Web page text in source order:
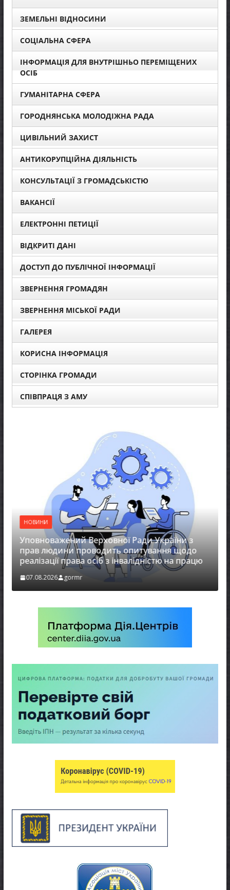
ЗЕМЕЛЬНІ ВІДНОСИНИ
СОЦІАЛЬНА СФЕРА
ІНФОРМАЦІЯ ДЛЯ ВНУТРІШНЬО ПЕРЕМІЩЕНИХ
ОСІБ
ГУМАНІТАРНА СФЕРА
ГОРОДНЯНСЬКА МОЛОДІЖНА РАДА
ЦИВІЛЬНИЙ ЗАХИСТ
АНТИКОРУПЦІЙНА ДІЯЛЬНІСТЬ
КОНСУЛЬТАЦІЇ З ГРОМАДСЬКІСТЮ
ВАКАНСІЇ
ЕЛЕКТРОННІ ПЕТИЦІЇ
ВІДКРИТІ ДАНІ
ДОСТУП ДО ПУБЛІЧНОЇ ІНФОРМАЦІЇ
ЗВЕРНЕННЯ ГРОМАДЯН
ЗВЕРНЕННЯ МІСЬКОЇ РАДИ
ГАЛЕРЕЯ
КОРИСНА ІНФОРМАЦІЯ
СТОРІНКА ГРОМАДИ
СПІВПРАЦЯ З АМУ
НОВИНИ
Уповноважений Верховної Ради України з
прав людини проводить опитування щодо
реалізації права осіб з інвалідністю на працю
07.08.2026 gormr